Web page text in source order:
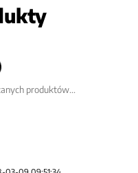
produktów...